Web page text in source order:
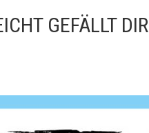
GEFÄLLT DIR